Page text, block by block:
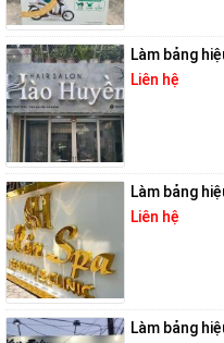
Làm bảng
Liên hệ
Làm bảng
Liên hệ
Làm bảng